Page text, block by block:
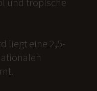
liegt eine 2,5-